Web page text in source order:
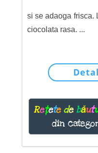
si se adaoga frisca.
ciocolata rasa. ...
Rețete de băut
din